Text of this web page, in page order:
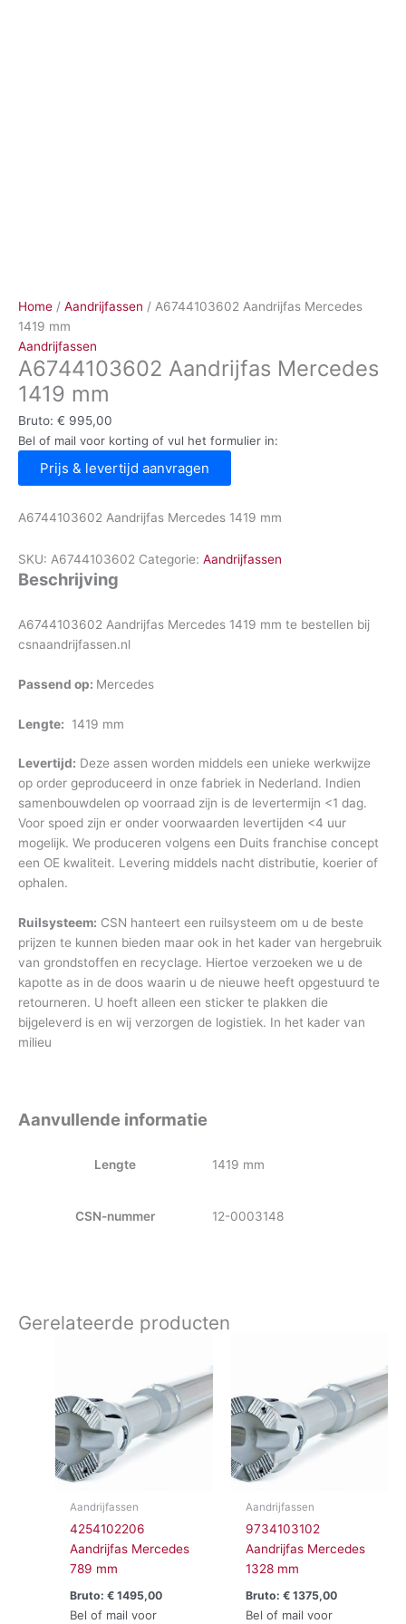
Home / Aandrijfassen / A6744103602 Aandrijfas Mercedes
1419 mm
Aandrijfassen
A6744103602 Aandrijfas Mercedes
1419 mm
Bruto: € 995,00
Bel of mail voor korting of vul het formulier in:
Prijs & levertijd aanvragen
A6744103602 Aandrijfas Mercedes 1419 mm
SKU: A6744103602 Categorie: Aandrijfassen
Beschrijving
A6744103602 Aandrijfas Mercedes 1419 mm te bestellen bij
csnaandrijfassen.nl
Passend op: Mercedes
Lengte: 1419 mm
Levertijd: Deze assen worden middels een unieke werkwijze
op order geproduceerd in onze fabriek in Nederland. Indien
samenbouwdelen op voorraad zijn is de levertermijn <1 dag.
Voor spoed zijn er onder voorwaarden levertijden <4 uur
mogelijk. We produceren volgens een Duits franchise concept
een OE kwaliteit. Levering middels nacht distributie, koerier of
ophalen.
Ruilsysteem: CSN hanteert een ruilsysteem om u de beste
prijzen te kunnen bieden maar ook in het kader van hergebruik
van grondstoffen en recyclage. Hiertoe verzoeken we u de
kapotte as in de doos waarin u de nieuwe heeft opgestuurd te
retourneren. U hoeft alleen een sticker te plakken die
bijgeleverd is en wij verzorgen de logistiek. In het kader van
milieu
Aanvullende informatie
Lengte 1419 mm
CSN-nummer 12-0003148
Gerelateerde producten
Aandrijfassen
4254102206
Aandrijfas Mercedes
789 mm
Bruto:€ 1495,00
Bel of mail voor
Aandrijfassen
9734103102
Aandrijfas Mercedes
1328 mm
Bruto: €1375,00
Bel of mail voor